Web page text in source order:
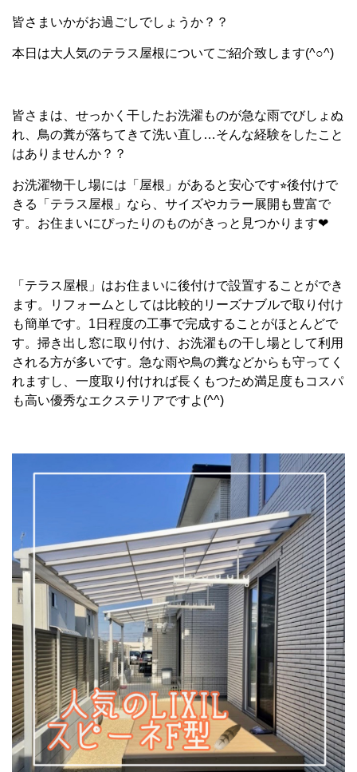
皆さまいかがお過ごしでしょうか？？
本日は大人気のテラス屋根についてご紹介致します(^○^)
皆さまは、せっかく干したお洗濯ものが急な雨でびしょぬ
れ、鳥の糞が落ちてきて洗い直し …そんな経験をしたこと
はありませんか？？
お洗濯物干し場には「屋根」があると安心です⭐︎後付けで
きる「テラス屋根」なら、サイズやカラー展開も豊富で
す。お住まいにぴったりのものがきっと見つかります❤︎
「テラス屋根」はお住まいに後付けで設置することができ
ます。リフォームとしては比較的リーズナブルで取り付け
も簡単です。 1 日程度の工事で完成することがほとんどで
す。掃き出し窓に取り付け、お洗濯もの干し場として利用
される方が多いです。急な雨や鳥の糞などからも守ってく
れますし、一度取り付ければ長くもつため満足度もコスパ
も高い優秀なエクステリアですよ (^^)